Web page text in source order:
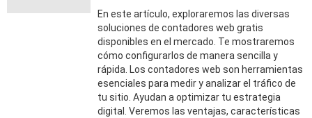
En este artículo, exploraremos las diversas
soluciones de contadores web gratis
disponibles en el mercado. Te mostraremos
cómo configurarlos de manera sencilla y
rápida. Los contadores web son herramientas
esenciales para medir y analizar el tráfico de
tu sitio. Ayudan a optimizar tu estrategia
digital. Veremos las ventajas, características